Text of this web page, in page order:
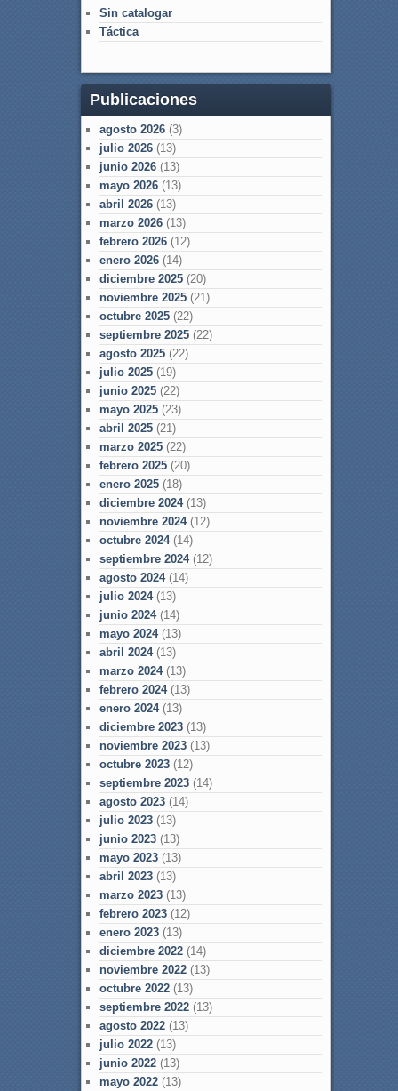
Sin catalogar
Táctica
Publicaciones
agosto 2026(3)
julio 2026(13)
junio 2026(13)
mayo 2026(13)
abril 2026(13)
marzo 2026(13)
febrero 2026(12)
enero 2026(14)
diciembre 2025(20)
noviembre 2025(21)
octubre 2025(22)
septiembre 2025(22)
agosto 2025(22)
julio 2025(19)
junio 2025(22)
mayo 2025(23)
abril 2025(21)
marzo 2025(22)
febrero 2025(20)
enero 2025(18)
diciembre 2024(13)
noviembre 2024(12)
octubre 2024(14)
septiembre 2024(12)
agosto 2024(14)
julio 2024(13)
junio 2024(14)
mayo 2024(13)
abril 2024(13)
marzo 2024(13)
febrero 2024(13)
enero 2024(13)
diciembre 2023(13)
noviembre 2023(13)
octubre 2023(12)
septiembre 2023(14)
agosto 2023(14)
julio 2023(13)
junio 2023(13)
mayo 2023(13)
abril 2023(13)
marzo 2023(13)
febrero 2023(12)
enero 2023(13)
diciembre 2022(14)
noviembre 2022(13)
octubre 2022(13)
septiembre 2022(13)
agosto 2022(13)
julio 2022(13)
junio 2022(13)
mayo 2022(13)